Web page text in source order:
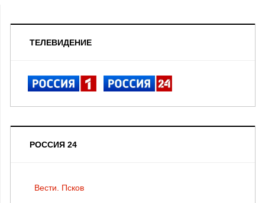
ТЕЛЕВИДЕНИЕ
РОССИЯ 24
Вести. Псков